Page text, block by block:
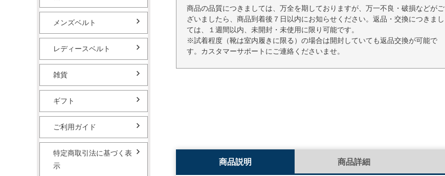
メンズベルト
レディースベルト
雑貨
ギフト
ご利用ガイド
特定商取引法に基づく表
示
商品の品質につきましては、万全を期しておりますが、万一不良・破損などがご
ざいましたら、商品到着後７日以内にお知らせください。返品・交換につきまし
ては、１週間以内、未開封・未使用に限り可能です。
※試着程度（靴は室内履きに限る）の場合は開封していても返品交換が可能で
す。カスタマーサポートにご連絡くださいませ。
商品説明 商品詳細